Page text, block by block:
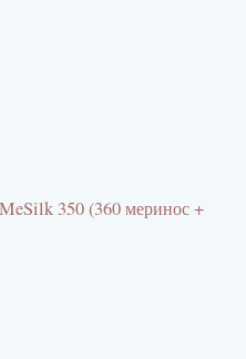
350 (360 меринос +